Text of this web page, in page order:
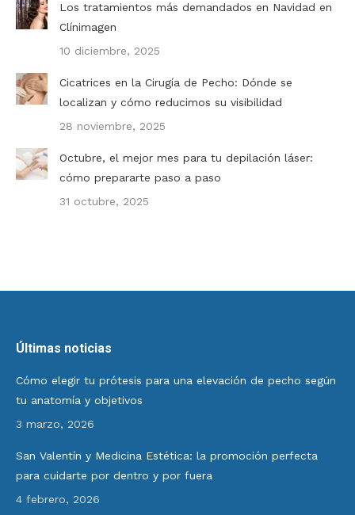
Los tratamientos más demandados en Navidad en
Clínimagen
10 diciembre, 2025
Cicatrices en la Cirugía de Pecho: Dónde se
localizan y cómo reducimos su visibilidad
28 noviembre, 2025
Octubre, el mejor mes para tu depilación láser:
cómo prepararte paso a paso
31 octubre, 2025
Últimas noticias
Cómo elegir tu prótesis para una elevación de pecho según
tu anatomía y objetivos
3 marzo, 2026
San Valentín y Medicina Estética: la promoción perfecta
para cuidarte por dentro y por fuera
4 febrero, 2026